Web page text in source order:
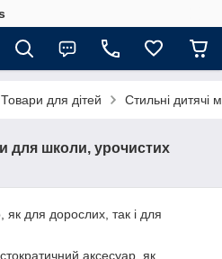
Товари для дітей Стильні дитячі
для школи, урочистих
для дорослих, так і для
аксесуар, як